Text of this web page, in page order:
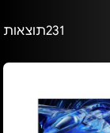
231תוצאות